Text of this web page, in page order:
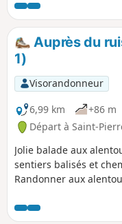
vallée et les coteaux
Soulles, sur les
tracé passe auprès
pays (ouAuprès du
1)
Visorandonneur
6,99 km
+86 m
Départ à Saint-
Jolie balade aux
sentiers balisés et
Randonner aux